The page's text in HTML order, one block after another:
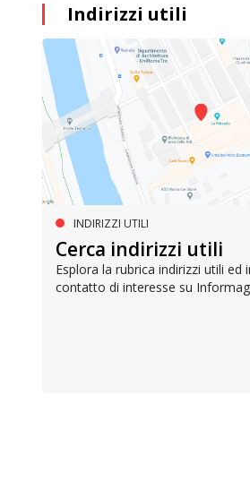
Indirizzi utili
INDIRIZZI UTILI
Cerca indirizzi utili
Esplora la rubrica indirizzi utili ed
contatto di interesse su